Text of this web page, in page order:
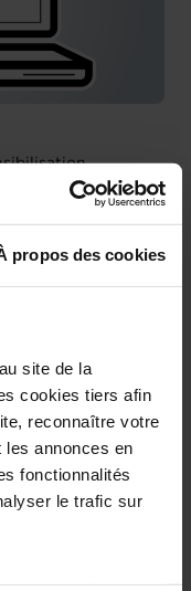
propos des cookies
site de la
cookies tiers afin
reconnaître votre
les annonces en
fonctionnalités
le trafic sur
parmi les multiples
prestataires web !
plutôt d’adéquation
les 2 parties se
grâce à un cahier
quelques questions
pour, autant que
» et son «